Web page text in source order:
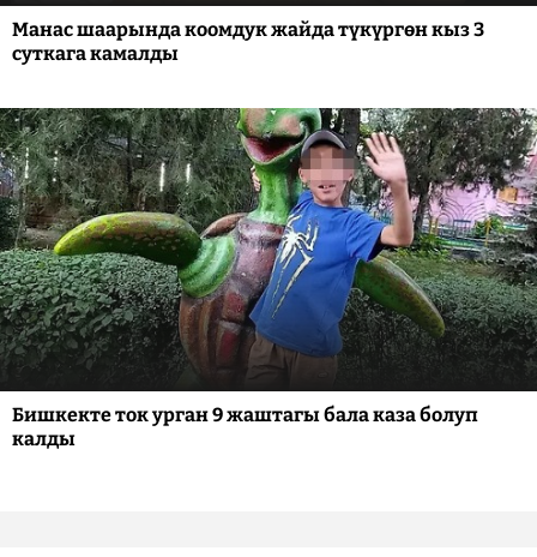
Манас шаарында коомдук жайда түкүргөн кыз 3
суткага камалды
Бишкекте ток урган 9 жаштагы бала каза болуп
калды